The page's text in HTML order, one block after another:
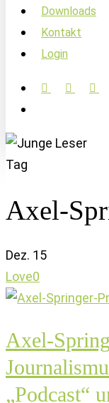
Downloads
Kontakt
Login
facebooklinkedin
Tag
Axel-
Dez. 15
Love0
Axel-
„Podcast“